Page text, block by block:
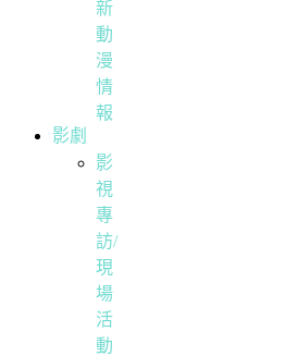
新
動
漫
情
報
影劇
影
視
專
訪/
現
場
活
動